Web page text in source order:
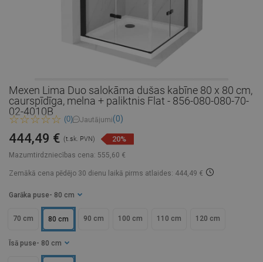
Mexen Lima Duo salokāma dušas kabīne 80 x 80 cm,
caurspīdīga, melna + paliktnis Flat - 856-080-080-70-
02-4010B
(0) Jautājumi(0)
Mazumtirdzniecības cena: 555,60 €
444,49 € (t.sk. PVN) 20%
Zemākā cena pēdējo 30 dienu laikā pirms atlaides: 444,49 €
Garāka puse - 80 cm
70 cm 80 cm 90 cm 100 cm 110 cm 120 cm
Īsā puse - 80 cm